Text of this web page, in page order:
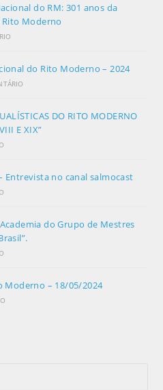
do RM: 301 anos da
Moderno
do Rito Moderno – 2024
DO RITO MODERNO
E XIX”
Entrevista no canal salmocast
do Grupo de Mestres
Moderno – 18/05/2024